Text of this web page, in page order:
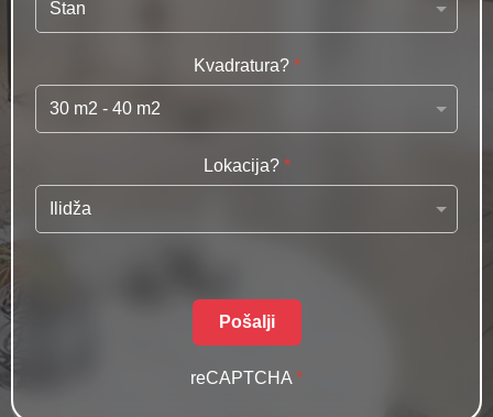
Kvadratura? *
Lokacija? *
Pošalji
reCAPTCHA*